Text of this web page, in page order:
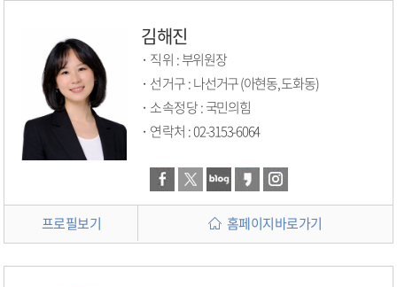
김해진
직위 :부위원장
선거구 :
나선거구 (아현동, 도화동)
소속정당 :국민의힘
연락처 :02-3153-6064
프로필보기 홈페이지바로가기